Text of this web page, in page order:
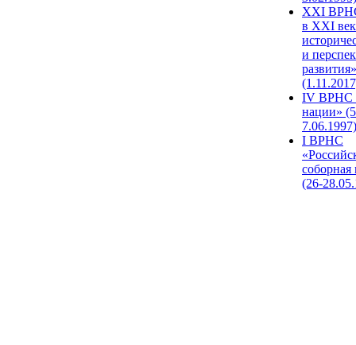
XХI
в XXI
и
развития»
IV ВРНС
нации»
7.06.1997)
I ВРНС
(26-